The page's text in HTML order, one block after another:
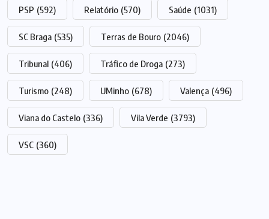
PSP (592) Relatório (570) Saúde (1031)
SC Braga (535) Terras de Bouro (2046)
Tribunal (406) Tráfico de Droga (273)
Turismo (248) UMinho (678) Valença (496)
Viana do Castelo (336) Vila Verde (3793)
VSC (360)